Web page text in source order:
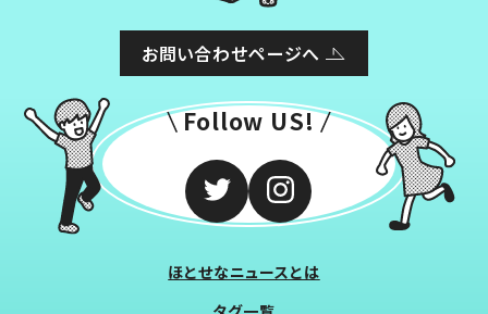
お問い合わせページへ
Follow US!
ほとせなニュースとは